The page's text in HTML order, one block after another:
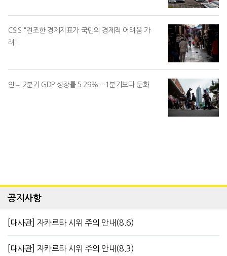
CSIS "견조한 경제지표가 국민의 경제적 어려움 가
려"
인니 2분기 GDP 성장률 5.29%…1분기보다 둔화
공지사항
[대사관] 자카르타 시위 주의 안내(8.6)
[대사관] 자카르타 시위 주의 안내(8.3)